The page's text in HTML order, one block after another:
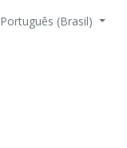
Português (Brasil)